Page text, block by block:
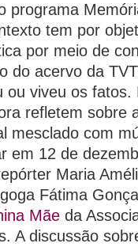
programa
tem por
por meio de
do acervo da
ou viveu os fatos.
refletem sobre
mesclado com
em 12 de
Maria
Fátima
Mãe da
A discussão